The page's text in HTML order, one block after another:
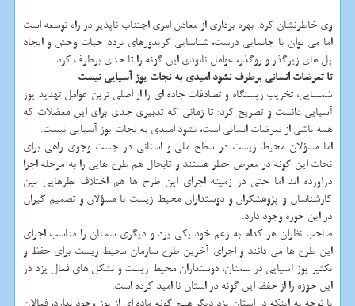
وی خاطرنشان کرد: بهره برداری از معادن امری اجتناب ناپذیر در راه توسعه است
اما می توان با جانمایی درست، شناسایی کریدورهای تردد حیات وحش و ایجاد
پل های زیرگذر و روگذر، عوامل نابودی این گونه را تا حدی برطرف کرد.
تا تعرضات انسانی برطرف نشود امیدی به نجات یوز آسیایی نیست
شمسایی، تخریب زیستگاه و تصادفات جاده ای را از اصلی ترین عوامل تهدید یوز
آسیایی دانست و تصریح کرد: تا زمانی که تدبیری جدی برای این معضلات که
همه ناشی از تعرضات انسانی است، نشود امیدی به نجات یوز آسیایی نیست.
اما مسؤلان محیط زیست در سطح ملی و استانی در جست وجوی راهی برای
نجات این گونه در معرض خطر هستند و تابحال هم طرح هایی را به مرحله اجرا
درآورده اند اما حتی در زمینه اجرای این طرح ها هم اختلاف نظرهایی بین
کارشناسان و پژوهشگران و دوستداران محیط زیست با مسؤلان و تصمیم گیران
در این حوزه وجود دارد.
صاحب نظران هر کدام به زعم خود یکی یزد و دیگری سمنان را مناسب اجرای
این طرح ها می دانند و اجرای آخرین طرح سازمان محیط زیست برای حفظ و
تکثیر یوز آسیایی در سمنان، دوستداران محیط زیست و تشکل های فعال یزد در
این حوزه را از حفظ این گونه در استان نا امید کرده است.